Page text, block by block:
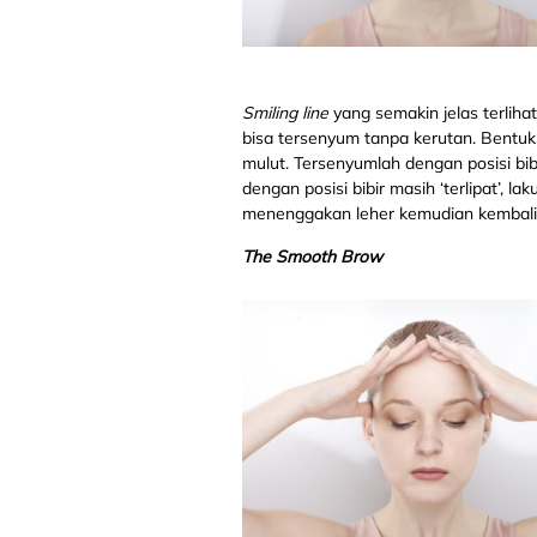
Smiling line yang semakin jelas
bisa tersenyum tanpa kerutan.
mulut. Tersenyumlah dengan posisi
dengan posisi bibir masih ‘terlipat’,
menenggakan leher kemudian
The Smooth Brow